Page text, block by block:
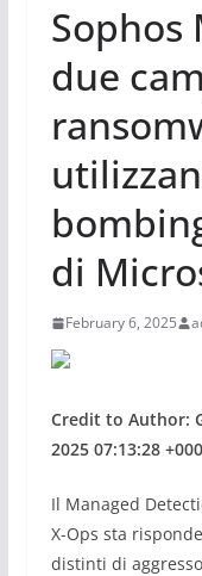
Sophos
due
di
February 6, 2025
Credit to Author:
2025 07:13:28
Il Managed
X-Ops sta
distinti di